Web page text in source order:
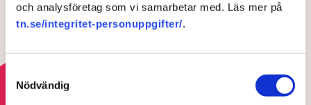
och analysföretag som vi samarbetar med. Läs mer på
tn.se/integritet-personuppgifter/.
Nödvändig
Aktivisterna klättrar upp på
maskiner – polisen kan inte
helt ny nivå”